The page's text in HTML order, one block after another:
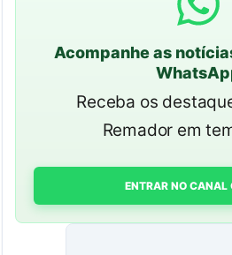
Acompanhe as
Receba os
Remador em
ENTRAR NO CANAL